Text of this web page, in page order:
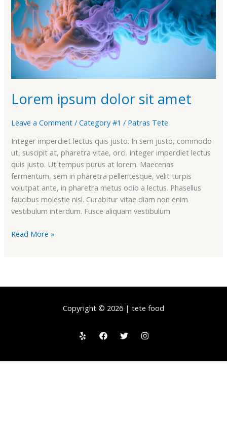
Lorem ipsum dolor sit amet
Leave a Comment /Category #1 / Patras Tete
Integer imperdiet lectus quis justo. In sem justo, commodo
ut, suscipit at, pharetra vitae, orci. Integer imperdiet lectus
quis justo. Ut tempus purus at lorem. Maecenas
fermentum, sem in pharetra pellentesque, velit turpis
volutpat ante, in pharetra metus odio a lectus. Phasellus
faucibus molestie nisl. Curabitur vitae diam non enim
vestibulum interdum. Fusce aliquam vestibulum
Read More »
Copyright © 2026 | tete food